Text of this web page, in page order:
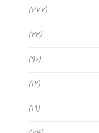
(277)
(22)
(90)
(12)
(19)